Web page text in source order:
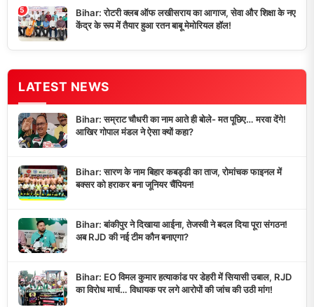
5
Bihar: रोटरी क्लब ऑफ लखीसराय का आगाज, सेवा और शिक्षा के नए
केंद्र के रूप में तैयार हुआ रतन बाबू मेमोरियल हॉल!
LATEST NEWS
Bihar: सम्राट चौधरी का नाम आते ही बोले- मत पूछिए… मरवा देंगे!
आखिर गोपाल मंडल ने ऐसा क्यों कहा?
Bihar: सारण के नाम बिहार कबड्डी का ताज, रोमांचक फाइनल में
बक्सर को हराकर बना जूनियर चैंपियन!
Bihar: बांकीपुर ने दिखाया आईना, तेजस्वी ने बदल दिया पूरा संगठन!
अब RJD की नई टीम कौन बनाएगा?
Bihar: EO विमल कुमार हत्याकांड पर डेहरी में सियासी उबाल, RJD
का विरोध मार्च… विधायक पर लगे आरोपों की जांच की उठी मांग!